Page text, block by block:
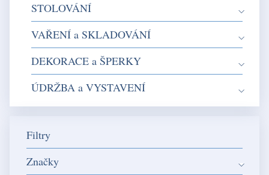
STOLOVÁNÍ
VAŘENÍ a SKLADOVÁNÍ
DEKORACE a ŠPERKY
ÚDRŽBA a VYSTAVENÍ
Filtry
Značky